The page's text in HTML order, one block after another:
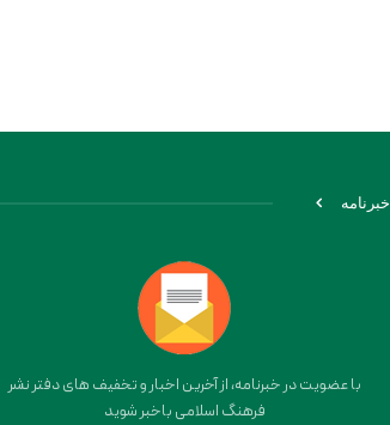
خبرنامه
با عضویت در خبرنامه، از آخرین اخبار و تخفیف های دفتر نشر
فرهنگ اسلامی باخبر شوید